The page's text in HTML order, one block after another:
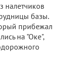
налетчиков
базы.
прибежал
на "Оке",